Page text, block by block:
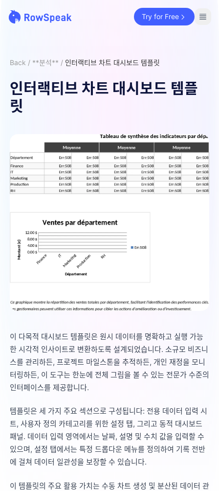
Try for Free
Back / **분석** / 인터랙티브 차트 대시보드 템플릿
인터랙티브 차트 대시보드 템플
릿
이 다목적 대시보드 템플릿은 원시 데이터를 명확하고 실행 가능
한 시각적 인사이트로 변환하도록 설계되었습니다. 소규모 비즈니
스를 관리하든, 프로젝트 마일스톤을 추적하든, 개인 재정을 모니
터링하든, 이 도구는 한눈에 전체 그림을 볼 수 있는 전문가 수준의
인터페이스를 제공합니다.
템플릿은 세 가지 주요 섹션으로 구성됩니다: 전용 데이터 입력 시
트, 사용자 정의 카테고리를 위한 설정 탭, 그리고 동적 대시보드
패널. 데이터 입력 영역에서는 날짜, 설명 및 수치 값을 입력할 수
있으며, 설정 탭에서는 특정 드롭다운 메뉴를 정의하여 기록 전반
에 걸쳐 데이터 일관성을 보장할 수 있습니다.
이 템플릿의 주요 활용 가치는 수동 차트 생성 및 분산된 데이터 관